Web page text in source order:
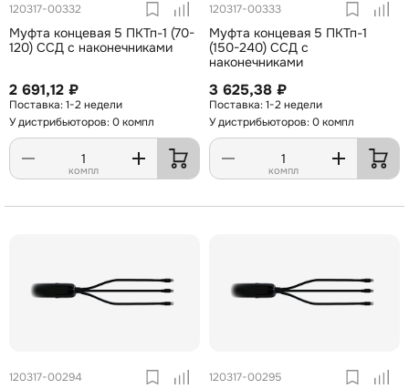
120317-00332
Муфта концевая 5 ПКТп-1 (70-
120) ССД с наконечниками
2 691,12 ₽
1-2 недели
У дистрибьюторов: 0 компл
компл
120317-00333
Муфта концевая 5 ПКТп-1
(150-240) ССД с
наконечниками
3 625,38 ₽
1-2 недели
У дистрибьюторов: 0 компл
компл
120317-00294 120317-00295